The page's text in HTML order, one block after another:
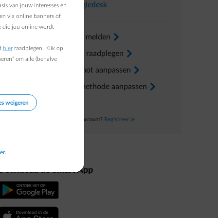
InEnergiedesk
Verhuis melden arrow-right
Factuur raadplegen arrow-right
Voorschot aanpassen arrow-right
Betaalmethode aanpassen arrow-right
Nog geen account? Registreer je
de Smart App
van jouw interesses en
via online banners of
die jou online wordt
hierraadplegen. Klik op
om alle (behalve
weigeren